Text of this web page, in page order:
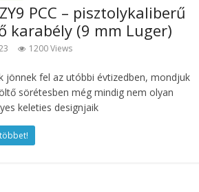
PCC – pisztolykaliberű
karabély (9 mm Luger)
1200 Views
jönnek fel az utóbbi évtizedben, mondjuk
sörétesben még mindig nem olyan
keleties designjaik